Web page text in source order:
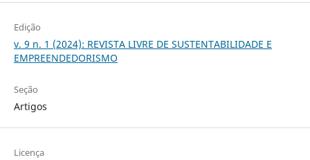
Edição
v. 9 n. 1 (2024): REVISTA LIVRE DE SUSTENTABILIDADE E
EMPREENDEDORISMO
Seção
Artigos
Licença